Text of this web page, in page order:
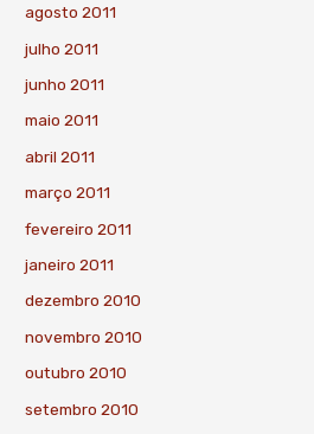
agosto 2011
julho 2011
junho 2011
maio 2011
abril 2011
março 2011
fevereiro 2011
janeiro 2011
dezembro 2010
novembro 2010
outubro 2010
setembro 2010